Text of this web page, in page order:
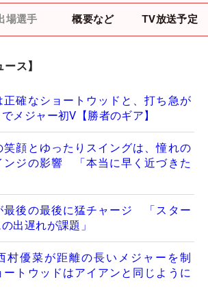
場選手 概要など TV放送予定
ス】
正確なショートウッドと、打ち急が
メジャー初V【勝者のギア】
笑顔とゆったりスイングは、憧れの
ンジの影響 「本当に早く近づきた
最後の最後に猛チャージ 「スター
出遅れが課題」
村優菜が距離の長いメジャーを制
トウッドはアイアンと同じように